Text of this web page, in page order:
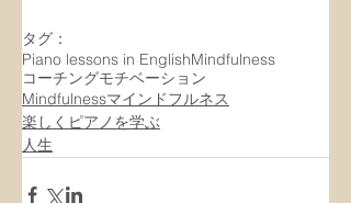
タグ：
Piano lessons in EnglishMindfulness
コーチングモチベーション
Mindfulnessマインドフルネス
楽しくピアノを学ぶ
人生